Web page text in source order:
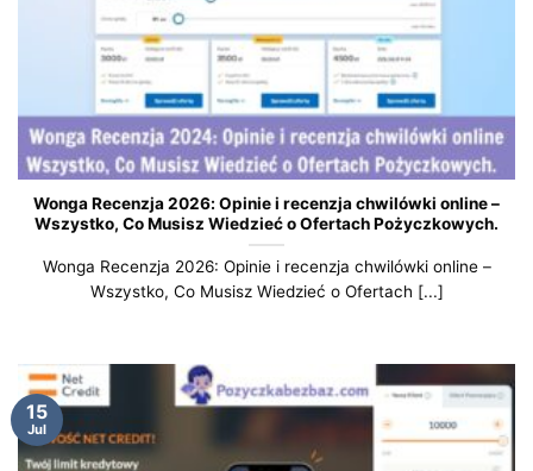
Wonga Recenzja 2026: Opinie i recenzja chwilówki online –
Wszystko, Co Musisz Wiedzieć o Ofertach Pożyczkowych.
Wonga Recenzja 2026: Opinie i recenzja chwilówki online –
Wszystko, Co Musisz Wiedzieć o Ofertach [...]
15
Jul